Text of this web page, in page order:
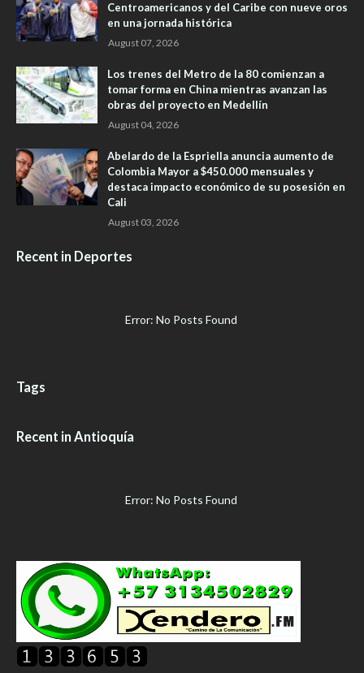
Centroamericanos y del Caribe con nueve oros
en una jornada histórica
August 07, 2026
Los trenes del Metro de la 80 comienzan a
tomar forma en China mientras avanzan las
obras del proyecto en Medellín
August 04, 2026
Abelardo de la Espriella anuncia aumento de
Colombia Mayor a $450.000 mensuales y
destaca impacto económico de su posesión en
Cali
August 03, 2026
Recent in Deportes
Error: No Posts Found
Tags
Recent in Antioquía
Error: No Posts Found